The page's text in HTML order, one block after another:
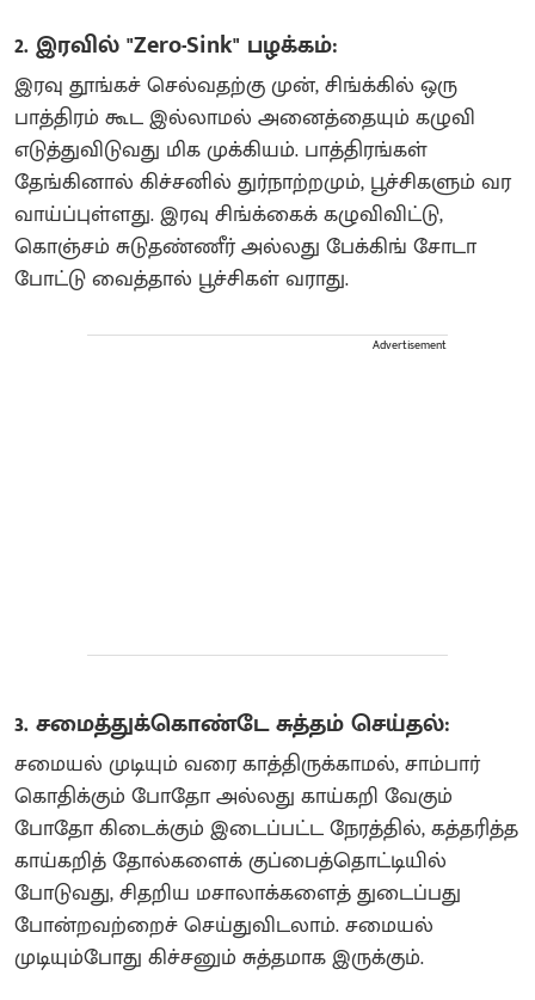
2. இரவில் "Zero-Sink" பழக்கம்:
இரவு தூங்கச் செல்வதற்கு முன், சிங்க்கில் ஒரு
பாத்திரம் கூட இல்லாமல் அனைத்தையும் கழுவி
எடுத்துவிடுவது மிக முக்கியம். பாத்திரங்கள்
தேங்கினால் கிச்சனில் துர்நாற்றமும், பூச்சிகளும் வர
வாய்ப்புள்ளது. இரவு சிங்க்கைக் கழுவிவிட்டு,
கொஞ்சம் சுடுதண்ணீர் அல்லது பேக்கிங் சோடா
போட்டு வைத்தால் பூச்சிகள் வராது.
Advertisement
3. சமைத்துக்கொண்டே சுத்தம் செய்தல்:
சமையல் முடியும் வரை காத்திருக்காமல், சாம்பார்
கொதிக்கும் போதோ அல்லது காய்கறி வேகும்
போதோ கிடைக்கும் இடைப்பட்ட நேரத்தில், கத்தரித்த
காய்கறித் தோல்களைக் குப்பைத்தொட்டியில்
போடுவது, சிதறிய மசாலாக்களைத் துடைப்பது
போன்றவற்றைச் செய்துவிடலாம். சமையல்
முடியும்போது கிச்சனும் சுத்தமாக இருக்கும்.